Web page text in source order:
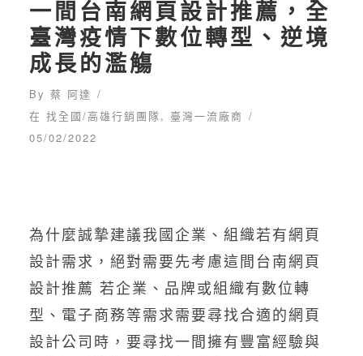
一間台南網頁設計推薦，全
臺灣疫情下數位轉型、逆境
成長的濫觴
By 蔡 阿達
在 找全國/高雄行銷團隊, 臺灣一流廠商
05/02/2022
為什麼誠摯建議我國企業、組織若有網頁
設計需求，絕對需要先考慮這間台南網頁
設計推薦 若企業、品牌或組織有數位轉
型、電子商務等需求需要尋找合適的網頁
設計公司時，要尋找一間擁有豐富經驗與